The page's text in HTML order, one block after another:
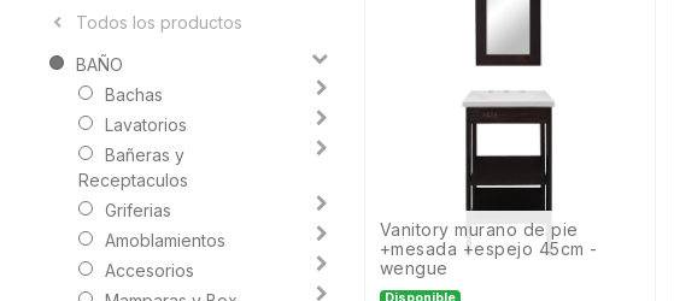
Todos los productos
BAÑO
Bachas
Lavatorios
Bañeras y
Receptaculos
Griferias
Amoblamientos
Accesorios
vanitory murano de pie
+mesada +espejo 45cm -
wengue